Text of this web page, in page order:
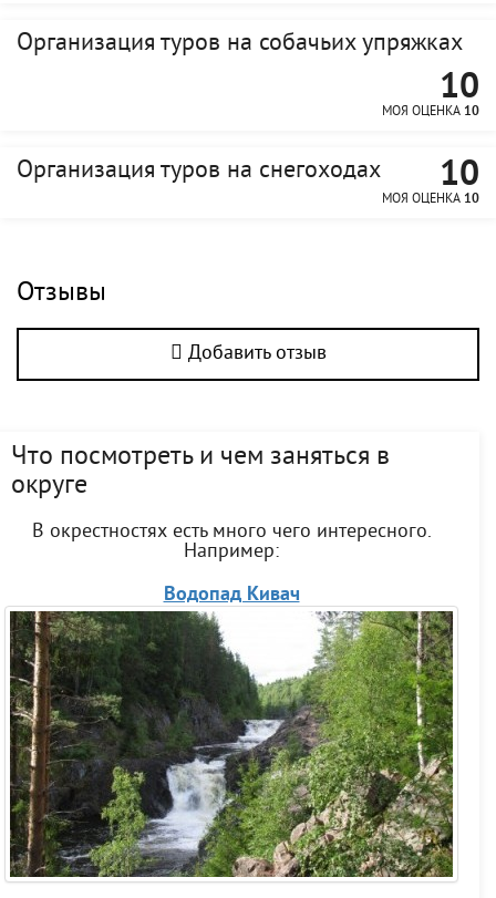
Организация туров на собачьих упряжках
10
МОЯ ОЦЕНКА 10
Организация туров на снегоходах 10
МОЯ ОЦЕНКА 10
Отзывы
Добавить отзыв
Что посмотреть и чем заняться в
округе
В окрестностях есть много чего интересного.
Например:
Водопад Кивач